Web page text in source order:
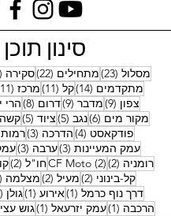
סינון תוכן
מסלול (23) 23 פוסטים
מתחילים (22) 22 פוסטים
סקירה (17)
מתקדמים (14) 14 פוסטים
קל (11) 11 פוסטים
מרכז (11)
צפון (9) 9 פוסטיםמדבר (9) 9 פוסטיםדרום (8) 8 פוסטיםהרי
מקור מים (6) 6 פוסטיםנגב (5) 5 פוסטיםציוד (5) 5 פוסטיםקשה
פודקאסט (4) 4 פוסטיםהדרכה (3) 3 פוסטים
עמק המעיינות (3) 3 פוסטיםערבה (3) 3 פוסטים
רומניה (2) 2 פוסטים CF Moto (2) 2 פוסטיםחו"ל (2) 2 פוסטים
קל-בינוני (2) 2 פוסטיםמעיל (2) 2 פוסטיםמצלמה
דרך נוף כרמל (1) פוסט 1
אירוע (1) פוסט
גולן (1)
הרכבה (1) פוסט 1
עמק יזרעאל (1) פוסט 1
גוש